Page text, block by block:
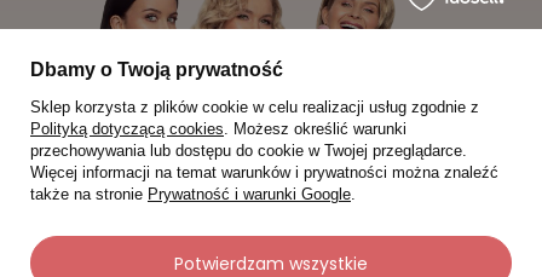
Dbamy o Twoją prywatność
Sklep korzysta z plików cookie w celu realizacji usług zgodnie z
Polityką dotyczącą cookies. Możesz określić warunki
przechowywania lub dostępu do cookie w Twojej przeglądarce.
Więcej informacji na temat warunków i prywatności można znaleźć
także na stronie Prywatność i warunki Google.
Potwierdzam wszystkie